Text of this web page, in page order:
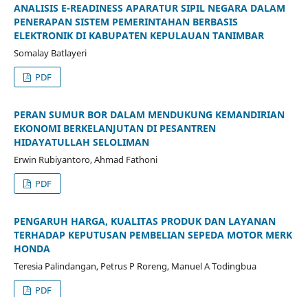
ANALISIS E-READINESS APARATUR SIPIL NEGARA DALAM
PENERAPAN SISTEM PEMERINTAHAN BERBASIS
ELEKTRONIK DI KABUPATEN KEPULAUAN TANIMBAR
Somalay Batlayeri
PDF
PERAN SUMUR BOR DALAM MENDUKUNG KEMANDIRIAN
EKONOMI BERKELANJUTAN DI PESANTREN
HIDAYATULLAH SELOLIMAN
Erwin Rubiyantoro, Ahmad Fathoni
PDF
PENGARUH HARGA, KUALITAS PRODUK DAN LAYANAN
TERHADAP KEPUTUSAN PEMBELIAN SEPEDA MOTOR MERK
HONDA
Teresia Palindangan, Petrus P Roreng, Manuel A Todingbua
PDF